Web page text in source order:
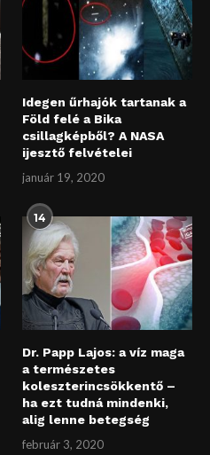
Idegen űrhajók tartanak a
Föld felé a Bika
csillagképből? A NASA
ijesztő felvételei
január 19, 2020
14
Dr. Papp Lajos: a víz maga
a természetes
koleszterincsökkentő –
ha ezt tudná mindenki,
alig lenne betegség
február 3, 2020